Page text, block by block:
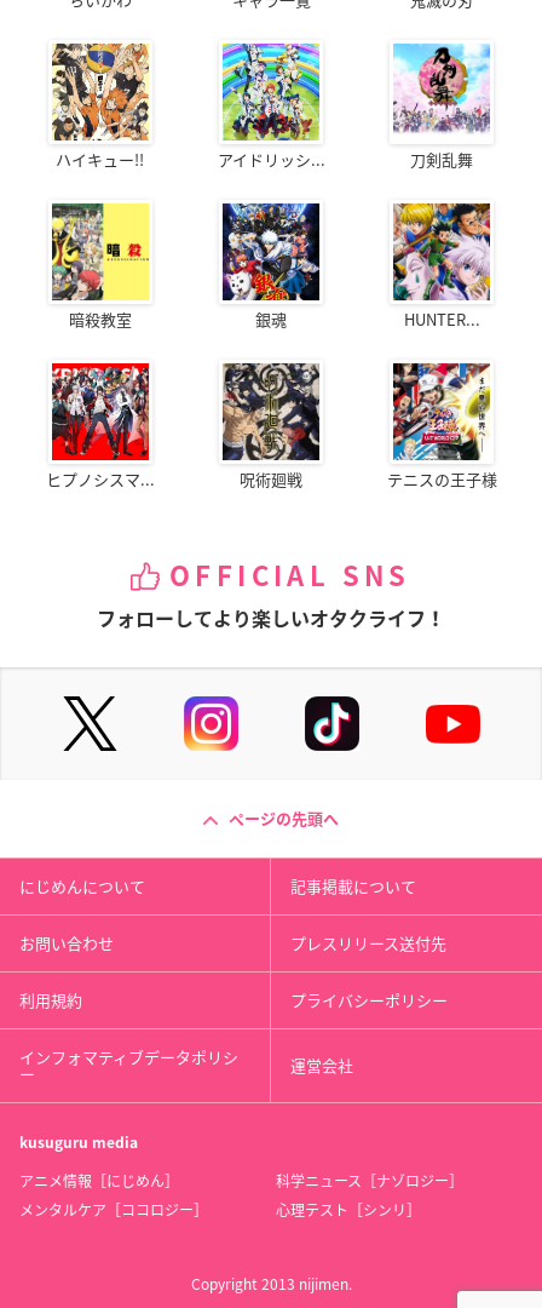
ハイキュー!! アイドリッシ... 刀剣乱舞
暗殺教室 銀魂 HUNTER...
ヒプノシスマ... 呪術廻戦 テニスの王子様
OFFICIAL SNS
フォローしてより楽しいオタクライフ！
ページの先頭へ
にじめんについて 記事掲載について
お問い合わせ プレスリリース送付先
利用規約 プライバシーポリシー
インフォマティブデータポリシ
ー 運営会社
kusuguru media
アニメ情報［にじめん］
科学ニュース［ナゾロジー］
メンタルケア［ココロジー］
心理テスト［シンリ］
Copyright 2013 nijimen.